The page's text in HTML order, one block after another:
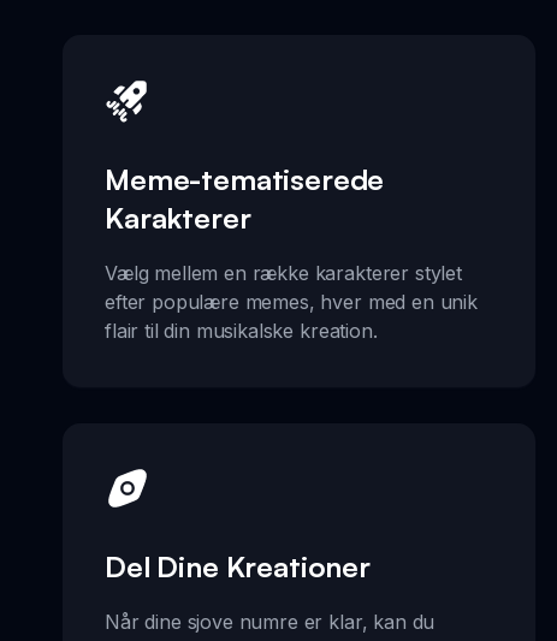
Meme-tematiserede
Karakterer
Vælg mellem en række karakterer stylet
efter populære memes, hver med en unik
flair til din musikalske kreation.
Del Dine Kreationer
Når dine sjove numre er klar, kan du